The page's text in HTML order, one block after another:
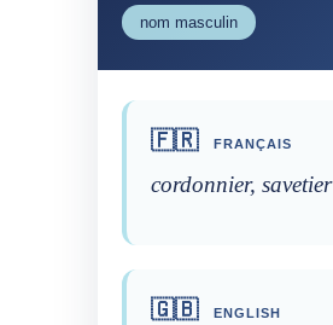
nom masculin
🇫🇷 FRANÇAIS
cordonnier, savetier
🇬🇧 ENGLISH